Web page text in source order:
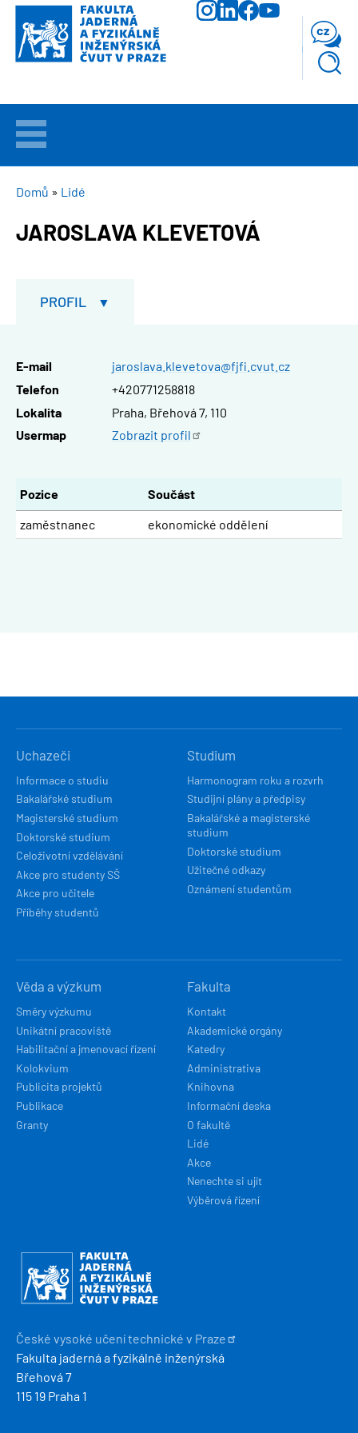
Přejít
hlavnímu
obsahu
VÍTEJTE
UCHAZEČI
STUDIUM
VÝZKUM
cz
DROBEČKOVÁ
Domů Lidé
JAROSLAVA KLEVETOVÁ
PROFIL
E-mail
jaroslava.klevetova@fjfi.cvut.cz
Telefon
+420771258818
Lokalita
Praha, Břehová 7, 110
Usermap
Zobrazit profil
Pozice
Součást
zaměstnanec
ekonomické oddělení
NAVIGACE
Uchazeči
Informace o studiu
Bakalářské studium
Magisterské studium
Doktorské studium
Celoživotní vzdělávání
Akce pro studenty SŠ
Akce pro učitele
Příběhy studentů
Studium
Harmonogram roku a rozvrh
Studijní plány a předpisy
Bakalářské a magisterské
studium
Doktorské studium
Užitečné odkazy
Oznámení studentům
Věda a výzkum
Směry výzkumu
Unikátní pracoviště
Habilitační a jmenovací řízení
Kolokvium
Publicita projektů
Publikace
Granty
Fakulta
Kontakt
Akademické orgány
Katedry
Administrativa
Knihovna
Informační deska
O fakultě
Lidé
Akce
Nenechte si ujít
Výběrová řízení
Obrázek
České vysoké učení technické v Praze
Fakulta jaderná a fyzikálně inženýrská
Břehová 7
115 19 Praha 1